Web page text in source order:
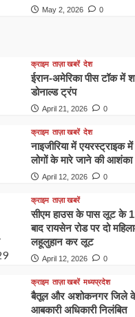
May 2, 2026 0
क्राइम ताज़ा खबरें देश
ईरान-अमेरिका पीस टॉक में
डोनाल्ड ट्रंप
April 21, 2026 0
क्राइम ताज़ा खबरें देश
नाइजीरिया में एयरस्ट्राइक
लोगों के मारे जाने की आशंका
April 12, 2026 0
क्राइम ताज़ा खबरें
सीएम हाउस के पास लूट के
बाद रायसेन रोड पर दो
लहूलुहान कर लूट
April 12, 2026 0
क्राइम ताज़ा खबरें मध्यप्रदेश
बैतूल और अशोकनगर जिले
आबकारी अधिकारी निलंबित